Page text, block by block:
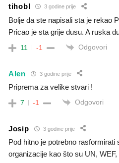
tihobl 3 godine prije
Bolje da ste napisali sta je rekao
Pricao je sta grije dusu. A ruska
11 -1 Odgovori
Alen 3 godine prije
Priprema za velike stvari !
7 -1 Odgovori
Josip 3 godine prije
Pod hitno je potrebno
organizacije kao što su UN,